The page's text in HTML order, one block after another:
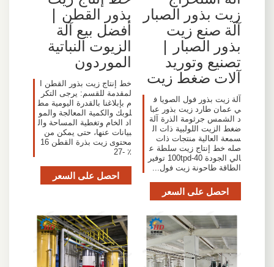
زيت بذور الصبار
آلة صنع زيت
بذور الصبار |
تصنيع وتوريد
آلات ضغط زيت
آلة زيت بذور فول الصويا ف
ي عمان طارد زيت بذور عبا
د الشمس جرثومة الذرة آلة
ضغط الزيت اللولبية ذات ال
سمعة العالية منتجات ذات
صله خط إنتاج زيت سلطة ع
الي الجودة 40-100tpd توفير
الطاقة طاحونة زيت فول...
احصل على السعر
بذور القطن |
أفضل بيع آلة
الزيوت النباتية
الموردون
خط إنتاج زيت بذور القطن ا
لمقدمة للقسم: يرجى التكر
م بإبلاغنا بالقدرة اليومية مط
لوبك والكمية المعالجة والمو
اد الخام وتغطية المساحة وال
بيانات عنها، حتى يمكن من
محتوى زيت بذرة القطن 16
٪ -27
احصل على السعر